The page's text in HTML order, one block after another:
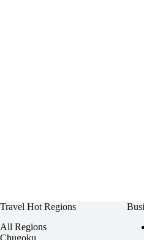
Travel Hot Regions
All Regions